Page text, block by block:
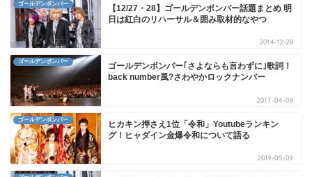
ゴールデンボンバー
【12/27・28】ゴールデンボンバー話題まとめ 明
日は紅白のリハーサル＆囲み取材的なやつ
2014-12-28
ゴールデンボンバー
ゴールデンボンバー｢さよならも言わずに｣歌詞！
back number風?さわやかロックナンバー
2017-04-08
ゴールデンボンバー
ヒカキン押さえ1位「令和」Youtubeランキン
グ！ヒャダイン金爆令和について語る
2019-05-09